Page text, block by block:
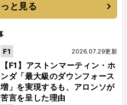
と見る
【F1】アストンマーティン・ホ
ンダ「最大級のダウンフォース
増」を実現するも、アロンソが
苦言を呈した理由
2026.07.29更新
F1